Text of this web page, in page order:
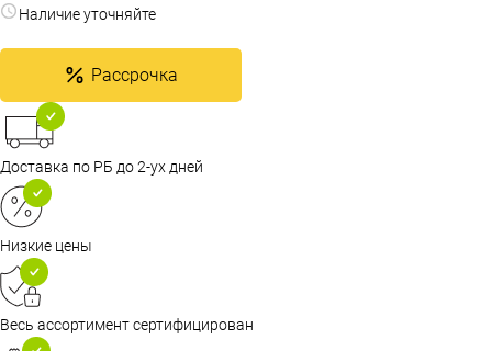
Наличие уточняйте
Рассрочка
Доставка по РБ до 2-ух дней
Низкие цены
Весь ассортимент сертифицирован